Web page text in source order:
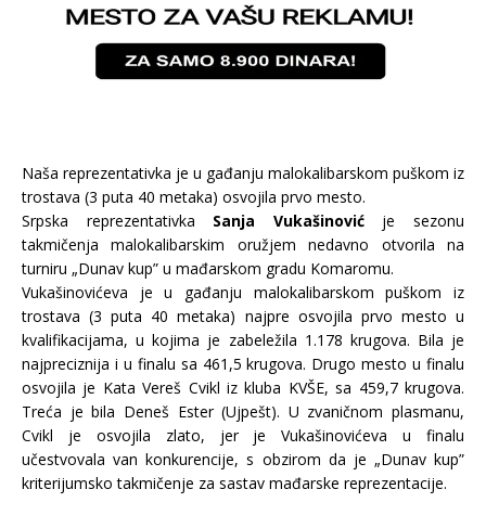
Naša reprezentativka je u gađanju malokalibarskom puškom iz
trostava (3 puta 40 metaka) osvojila prvo mesto.
Srpska reprezentativka Sanja Vukašinovićje sezonu
takmičenja malokalibarskim oružjem nedavno otvorila na
turniru „Dunav kup” u mađarskom gradu Komaromu.
Vukašinovićeva je u gađanju malokalibarskom puškom iz
trostava (3 puta 40 metaka) najpre osvojila prvo mesto u
kvalifikacijama, u kojima je zabeležila 1.178 krugova. Bila je
najpreciznija i u finalu sa 461,5 krugova. Drugo mesto u finalu
osvojila je Kata Vereš Cvikl iz kluba KVŠE, sa 459,7 krugova.
Treća je bila Deneš Ester (Ujpešt). U zvaničnom plasmanu,
Cvikl je osvojila zlato, jer je Vukašinovićeva u finalu
učestvovala van konkurencije, s obzirom da je „Dunav kup”
kriterijumsko takmičenje za sastav mađarske reprezentacije.